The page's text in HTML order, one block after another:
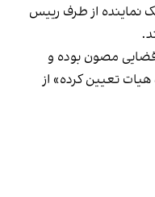
نماینده از طرف رییس
مصون بوده و
تعیین کرده» از